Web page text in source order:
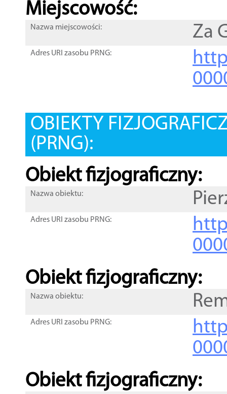
Miejscowość:
Nazwa miejscowości: Za
Adres URI zasobu PRNG:
OBIEKTY
(PRNG):
Obiekt fizjograficzny:
Nazwa obiektu:
Adres URI zasobu PRNG:
Obiekt fizjograficzny:
Nazwa obiektu:
Adres URI zasobu PRNG:
Obiekt fizjograficzny: